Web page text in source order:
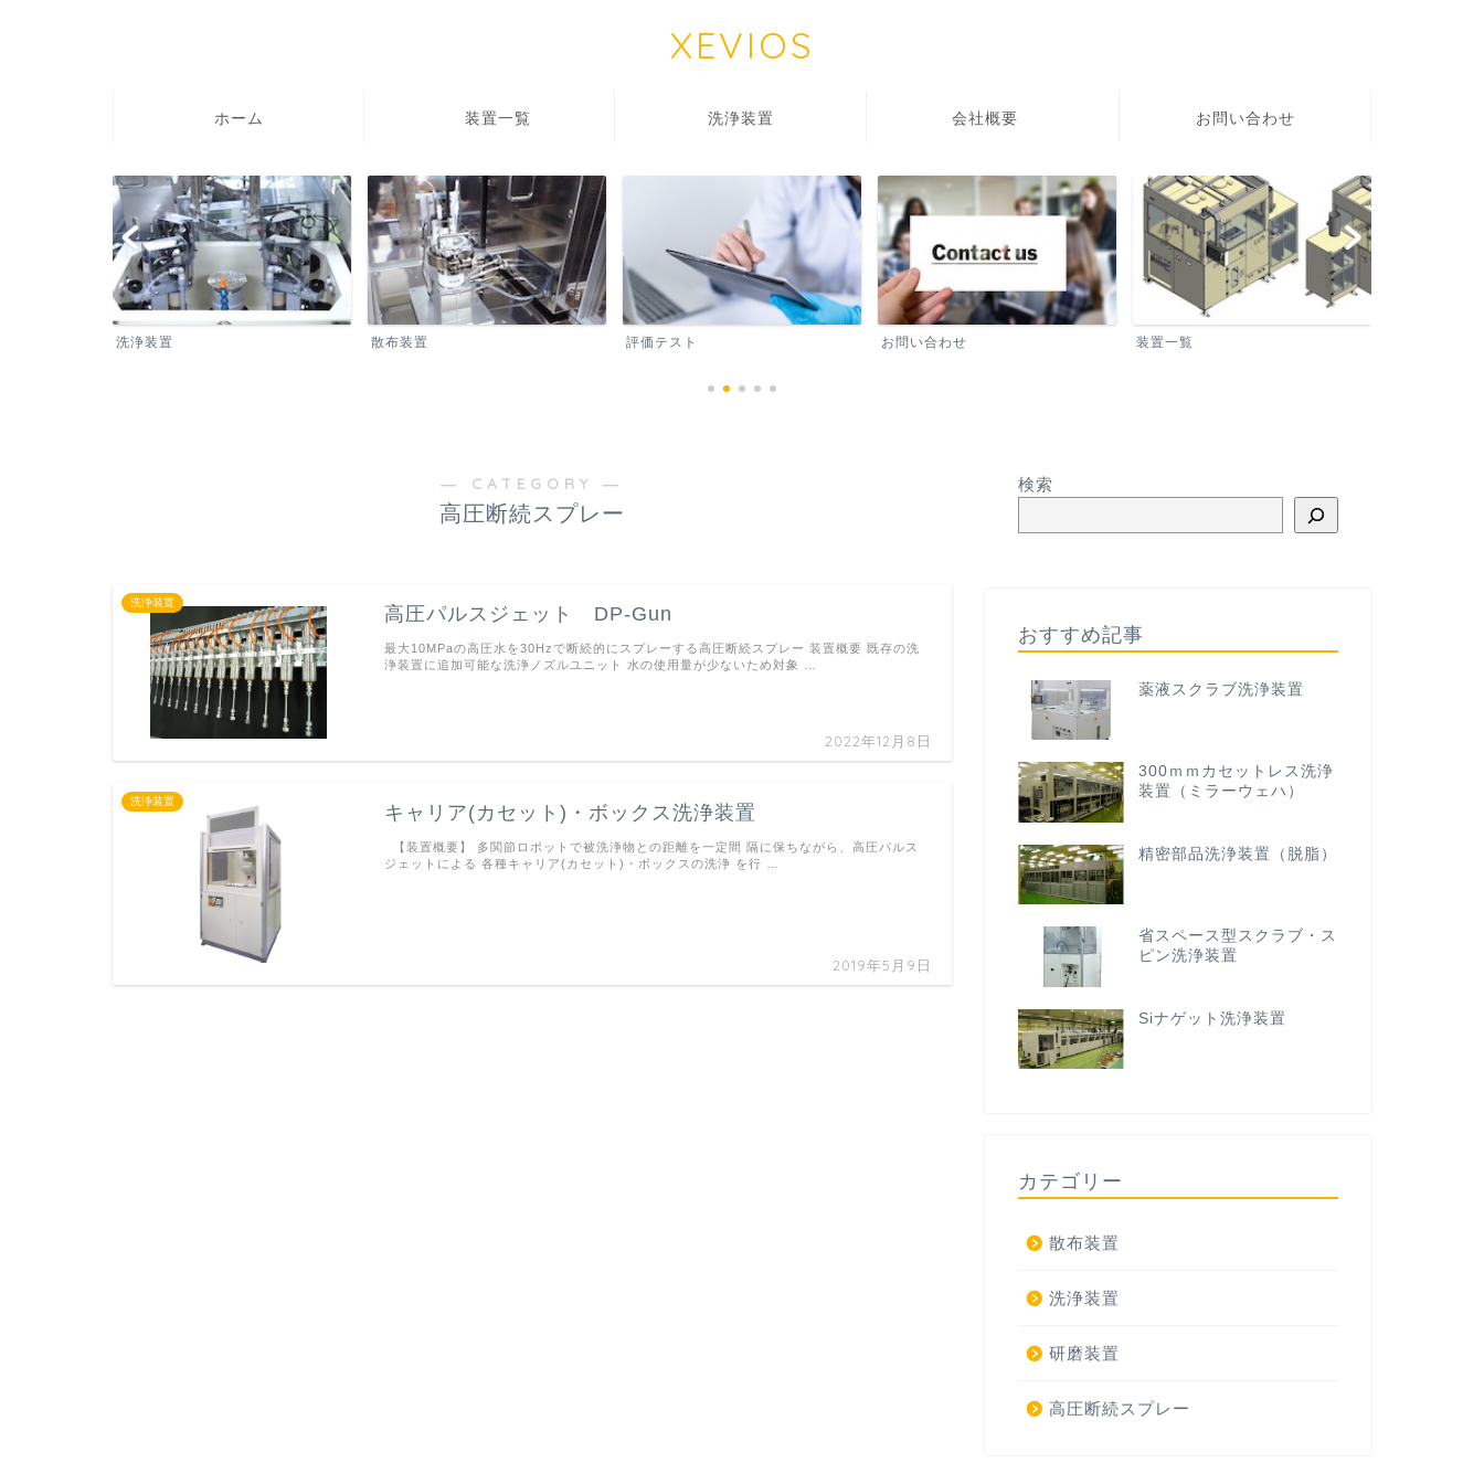
XEVIOS
ホーム 装置一覧 洗浄装置 会社概要 お問い合わせ
洗浄装置 散布装置 評価テスト お問い合わせ 装置一覧
― CATEGORY ―
高圧断続スプレー
洗浄装置
高圧パルスジェット DP-Gun
2022年12月8日
最大10MPaの高圧水を30Hzで断続的にスプレーする高圧断続スプレー 装置概要 既存の洗
浄装置に追加可能な洗浄ノズルユニット 水の使用量が少ないため対象 …
洗浄装置
キャリア(カセット)・ボックス洗浄装置
2019年5月9日
【装置概要】 多関節ロボットで被洗浄物との距離を一定間 隔に保ちながら、高圧パルス
ジェットによる 各種キャリア(カセット)・ボックスの洗浄 を行 …
検索
おすすめ記事
薬液スクラブ洗浄装置
300ｍｍカセットレス洗浄
装置（ミラーウェハ）
精密部品洗浄装置（脱脂）
省スペース型スクラブ・ス
ピン洗浄装置
Siナゲット洗浄装置
カテゴリー
散布装置
洗浄装置
研磨装置
高圧断続スプレー